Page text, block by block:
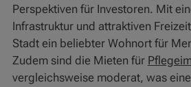
Perspektiven für Investoren. Mit
Infrastruktur und attraktiven
Stadt ein beliebter Wohnort für
Zudem sind die Mieten für
vergleichsweise moderat, was